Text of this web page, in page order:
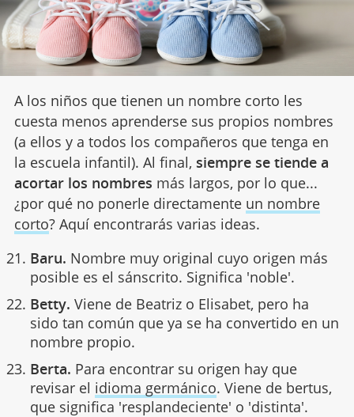
A los niños que tienen un nombre corto les
cuesta menos aprenderse sus propios nombres
(a ellos y a todos los compañeros que tenga en
la escuela infantil). Al final, siempre se tiende a
acortar los nombres más largos, por lo que...
¿por qué no ponerle directamente un nombre
corto? Aquí encontrarás varias ideas.
Baru. Nombre muy original cuyo origen más
posible es el sánscrito. Significa 'noble'.
Betty. Viene de Beatriz o Elisabet, pero ha
sido tan común que ya se ha convertido en un
nombre propio.
Berta. Para encontrar su origen hay que
revisar el idioma germánico. Viene de bertus,
que significa 'resplandeciente' o 'distinta'.